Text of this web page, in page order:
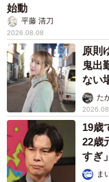
始動
平藤 清刀
2026.08.08
原則
鬼出
ない
スト
た
19歳
22歳
すぎ」
ま